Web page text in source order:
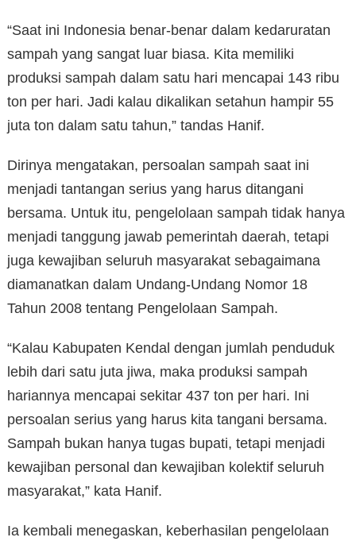
“Saat ini Indonesia benar-benar dalam kedaruratan
sampah yang sangat luar biasa. Kita memiliki
produksi sampah dalam satu hari mencapai 143 ribu
ton per hari. Jadi kalau dikalikan setahun hampir 55
juta ton dalam satu tahun,” tandas Hanif.
Dirinya mengatakan, persoalan sampah saat ini
menjadi tantangan serius yang harus ditangani
bersama. Untuk itu, pengelolaan sampah tidak hanya
menjadi tanggung jawab pemerintah daerah, tetapi
juga kewajiban seluruh masyarakat sebagaimana
diamanatkan dalam Undang-Undang Nomor 18
Tahun 2008 tentang Pengelolaan Sampah.
“Kalau Kabupaten Kendal dengan jumlah penduduk
lebih dari satu juta jiwa, maka produksi sampah
hariannya mencapai sekitar 437 ton per hari. Ini
persoalan serius yang harus kita tangani bersama.
Sampah bukan hanya tugas bupati, tetapi menjadi
kewajiban personal dan kewajiban kolektif seluruh
masyarakat,” kata Hanif.
Ia kembali menegaskan, keberhasilan pengelolaan